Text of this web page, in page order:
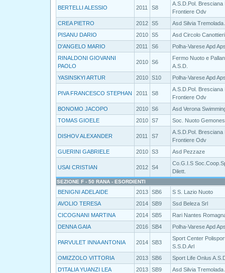
BERTELLI ALESSIO 2011 S8
A.S.D.Pol. Bresciana
Frontiere Odv
CREA PIETRO
2012 S5
Asd Silvia Tremolada
PISANU DARIO
2010 S5
Asd Circolo
D'ANGELO MARIO
2011 S6
Polha-Varese Apd
RINALDONI GIOVANNI
PAOLO
2010 S6
Fermo Nuoto e
A.S.D.
YASINSKYI ARTUR
2010 S10 Polha-Varese Apd
PIVA FRANCESCO STEPHAN 2011 S8
A.S.D.Pol. Bresciana
Frontiere Odv
BONOMO JACOPO
2010 S6
Asd Verona
TOMAS GIOELE
2010 S7 Soc. Nuoto
DISHOV ALEXANDER 2011 S7
A.S.D.Pol. Bresciana
Frontiere Odv
GUERINI GABRIELE
2010 S3 Asd Pezzaze
USAI CRISTIAN 2012 S4
Co.G.I.S
Dilett.
SEZIONE F - 50 RANA - ESORDIENTI
BENIGNI ADELAIDE 2013 SB6
S S. Lazio Nuoto
AVOLIO TERESA
2014 SB9
Ssd Beleza Srl
CICOGNANI MARTINA
2014 SB5
Rari Nantes
DENNA GAIA
2016 SB4 Polha-Varese Apd
PARVULET INNA ANTONIA 2014 SB3
Sport Center
S.S.D.Arl
OMIZZOLO VITTORIA
2013 SB6
Sport Life Onlus
D'ITALIA YUANZI LEA
2013 SB9
Asd Silvia Tremolada